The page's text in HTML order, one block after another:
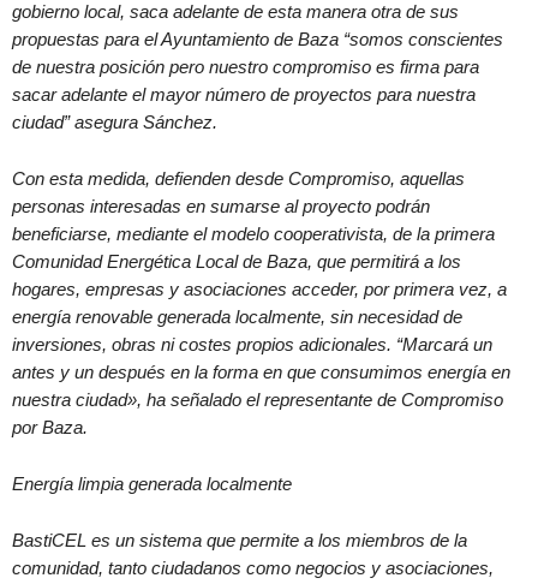
gobierno local, saca adelante de esta manera otra de sus
propuestas para el Ayuntamiento de Baza “somos conscientes
de nuestra posición pero nuestro compromiso es firma para
sacar adelante el mayor número de proyectos para nuestra
ciudad” asegura Sánchez.
Con esta medida, defienden desde Compromiso, aquellas
personas interesadas en sumarse al proyecto podrán
beneficiarse, mediante el modelo cooperativista, de la primera
Comunidad Energética Local de Baza, que permitirá a los
hogares, empresas y asociaciones acceder, por primera vez, a
energía renovable generada localmente, sin necesidad de
inversiones, obras ni costes propios adicionales. “Marcará un
antes y un después en la forma en que consumimos energía en
nuestra ciudad», ha señalado el representante de Compromiso
por Baza.
Energía limpia generada localmente
BastiCEL es un sistema que permite a los miembros de la
comunidad, tanto ciudadanos como negocios y asociaciones,